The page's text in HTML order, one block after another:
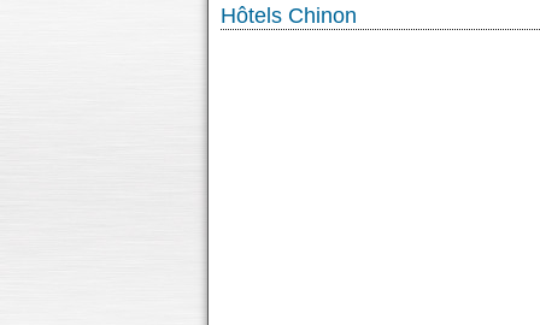
Hôtels Chinon